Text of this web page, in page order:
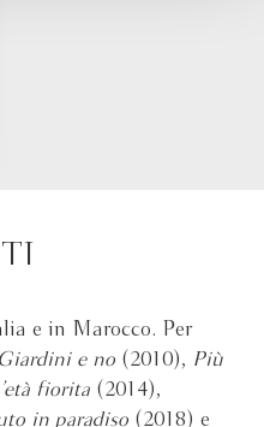
e in Marocco. Per
Giardini e no (2010), Più
fiorita (2014),
in paradiso (2018) e